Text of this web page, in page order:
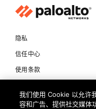
隐私
信任中心
使用条款
我们使用 Cookie 以允许
容和广告、提供社交媒体